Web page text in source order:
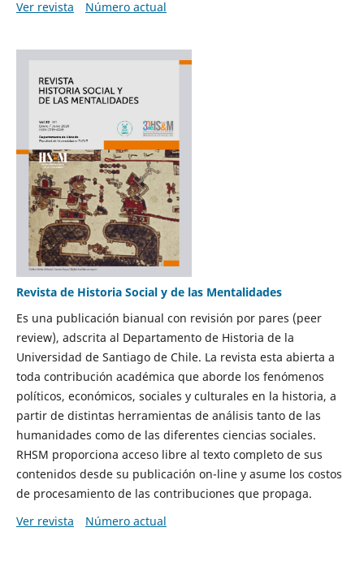
Ver revista
Número actual
Revista de Historia Social y de las Mentalidades
Es una publicación bianual con revisión por pares (peer
review), adscrita al Departamento de Historia de la
Universidad de Santiago de Chile. La revista esta abierta a
toda contribución académica que aborde los fenómenos
políticos, económicos, sociales y culturales en la historia, a
partir de distintas herramientas de análisis tanto de las
humanidades como de las diferentes ciencias sociales.
RHSM proporciona acceso libre al texto completo de sus
contenidos desde su publicación on-line y asume los costos
de procesamiento de las contribuciones que propaga.
Ver revista
Número actual